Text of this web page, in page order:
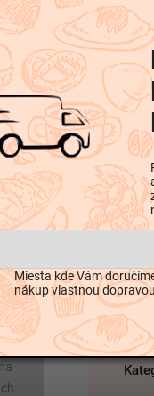
boli
Miesta kde Vám
nákup vlastnou